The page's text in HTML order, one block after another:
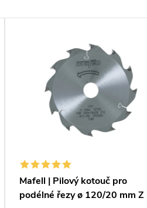
Mafell | Pilový kotouč pro
podélné řezy ø 120/20 mm Z